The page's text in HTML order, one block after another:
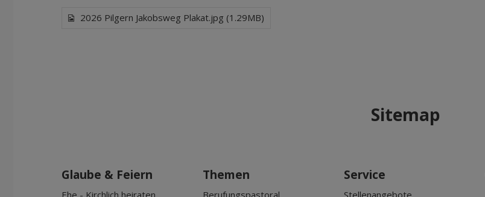
2026 Pilgern Jakobsweg Plakat.jpg (1.29MB)
Sitemap
Glaube & Feiern
Ehe - Kirchlich heiraten
Themen
Berufungspastoral
Service
Stellenangebote